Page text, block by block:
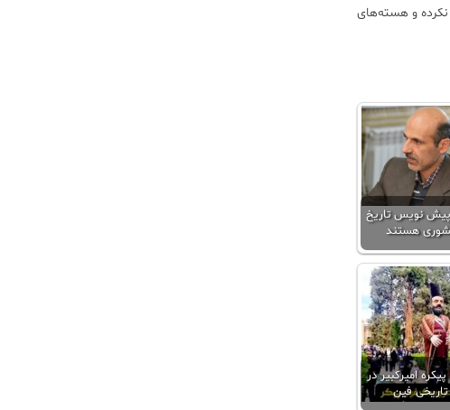
نکرده و هسته‌های
نویس تاریخ
هستند
امیرکبیر در
تاریخی فین